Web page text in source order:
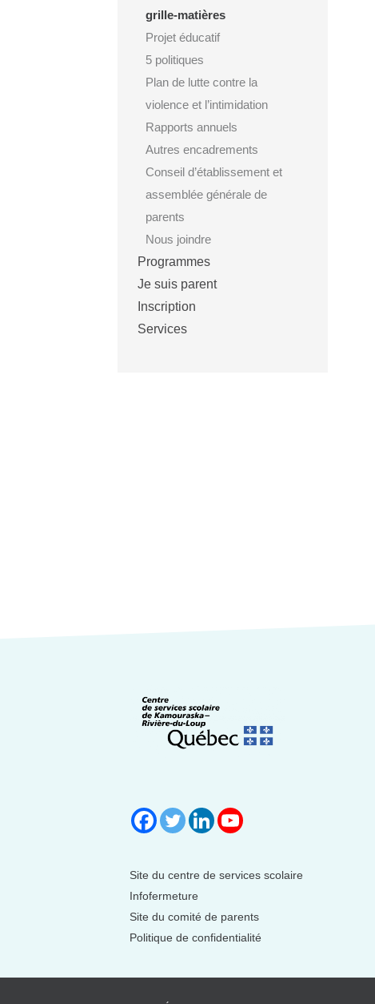
grille-matières
Projet éducatif
5 politiques
Plan de lutte contre la
violence et l’intimidation
Rapports annuels
Autres encadrements
Conseil d’établissement et
assemblée générale de
parents
Nous joindre
Programmes
Je suis parent
Inscription
Services
Site du centre de services scolaire
Infofermeture
Site du comité de parents
Politique de confidentialité